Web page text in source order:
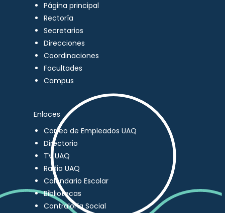
Página principal
Rectoría
Secretarios
Direcciones
Coordinaciones
Facultades
Campus
Enlaces
Correo de Empleados UAQ
Directorio
TV UAQ
Radio UAQ
Calendario Escolar
Bibliotecas
Contraloría Social